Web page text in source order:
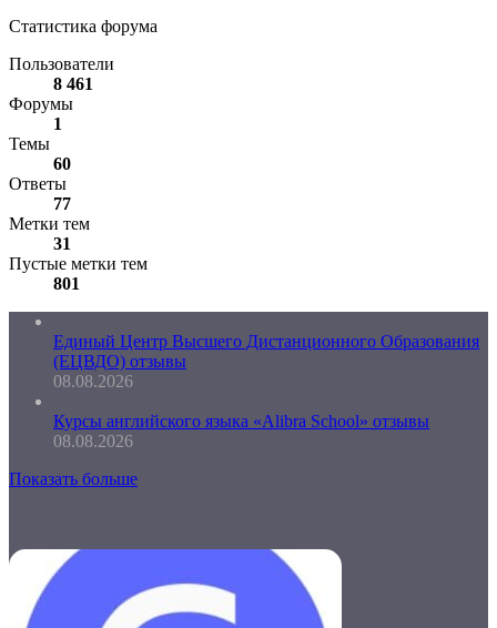
Статистика форума
Пользователи
8 461
Форумы
1
Темы
60
Ответы
77
Метки тем
31
Пустые метки тем
801
Единый Центр Высшего Дистанционного Образования
(ЕЦВДО) отзывы
08.08.2026
Курсы английского языка «Alibra School» отзывы
08.08.2026
Показать больше